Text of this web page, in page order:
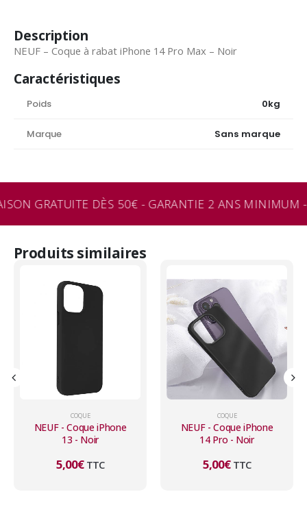
Description
NEUF – Coque à rabat iPhone 14 Pro Max – Noir
Caractéristiques
Poids 0kg
Marque Sans marque
GRATUITE DÈS 50€ - GARANTIE 2 ANS
Produits similaires
COQUE
NEUF - Coque iPhone
13 - Noir
5,00€ TTC
COQUE
NEUF - Coque iPhone
14 Pro - Noir
5,00€ TTC